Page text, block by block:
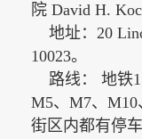
院 David H.
地址：20
10023。
路线： 地铁1
M5、M7、
街区内都有停车